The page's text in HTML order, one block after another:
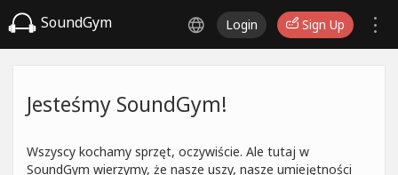
SoundGym Login Sign Up
Jesteśmy SoundGym!
Wszyscy kochamy sprzęt, oczywiście. Ale tutaj w
SoundGym wierzymy, że nasze uszy, nasze umiejętności